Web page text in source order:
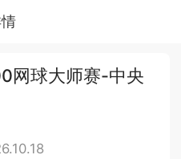
网球大师赛-中央